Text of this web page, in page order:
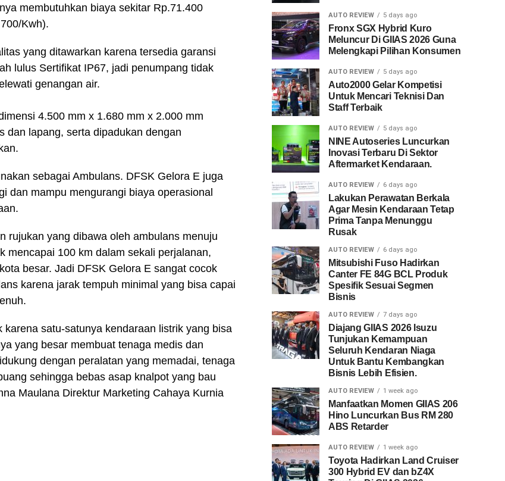
membutuhkan biaya sekitar Rp.71.400
Kwh).
yang ditawarkan karena tersedia garansi
lulus Sertifikat IP67, jadi penumpang tidak
genangan air.
4.500 mm x 1.680 mm x 2.000 mm
dan lapang, serta dipadukan dengan
sebagai Ambulans. DFSK Gelora E juga
dan mampu mengurangi biaya operasional
rujukan yang dibawa oleh ambulans menuju
100 km dalam sekali perjalanan,
besar. Jadi DFSK Gelora E sangat cocok
karena jarak tempuh minimal yang bisa capai
satu-satunya kendaraan listrik yang bisa
yang besar membuat tenaga medis dan
dengan peralatan yang memadai, tenaga
sehingga bebas asap knalpot yang bau
Maulana Direktur Marketing Cahaya Kurnia
AUTO REVIEW 5 days ago
Fronx SGX Hybrid Kuro
Meluncur Di GIIAS 2026 Guna
Melengkapi Pilihan Konsumen
AUTO REVIEW 5 days ago
Auto2000 Gelar Kompetisi
Untuk Mencari Teknisi Dan
Staff Terbaik
AUTO REVIEW 5 days ago
NINE Autoseries Luncurkan
Inovasi Terbaru Di Sektor
Aftermarket Kendaraan.
AUTO REVIEW 6 days ago
Lakukan Perawatan Berkala
Agar Mesin Kendaraan Tetap
Prima Tanpa Menunggu
Rusak
AUTO REVIEW 6 days ago
Mitsubishi Fuso Hadirkan
Canter FE 84G BCL Produk
Spesifik Sesuai Segmen
Bisnis
AUTO REVIEW 7 days ago
Diajang GIIAS 2026 Isuzu
Tunjukan Kemampuan
Seluruh Kendaran Niaga
Untuk Bantu Kembangkan
Bisnis Lebih Efisien.
AUTO REVIEW 1 week ago
Manfaatkan Momen GIIAS 206
Hino Luncurkan Bus RM 280
ABS Retarder
AUTO REVIEW 1 week ago
Toyota Hadirkan Land Cruiser
300 Hybrid EV dan bZ4X